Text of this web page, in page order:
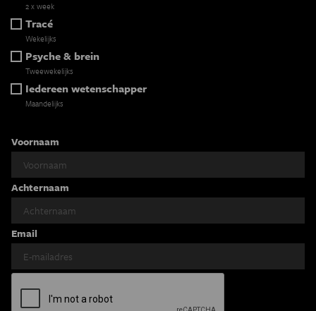
2 x week
Tracé
Wekelijks
Psyche & brein
Tweewekelijks
Iedereen wetenschapper
Maandelijks
Voornaam
Achternaam
Email